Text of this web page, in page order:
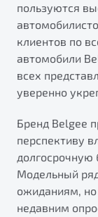
пользуются
клиентов по
автомобили
всех
уверенно
Бренд Belgee
перспективу
Модельный
ожиданиям, но
недавним